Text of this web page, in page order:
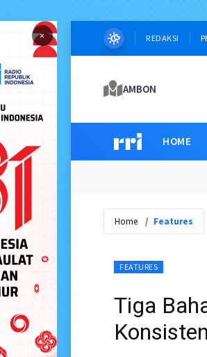
× REDAKSI
AMBON
HOME
Home Features
FEATURES
Tiga